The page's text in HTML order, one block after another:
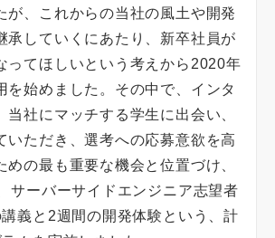
が、これからの当社の風土や開発
承していくにあたり、新卒社員が
ってほしいという考えから2020年
を始めました。その中で、インタ
当社にマッチする学生に出会い、
いただき、選考への応募意欲を高
めの最も重要な機会と位置づけ、
サーバーサイドエンジニア志望者
義と2週間の開発体験という、計